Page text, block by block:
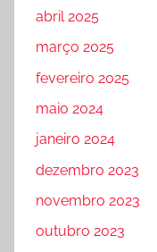
abril 2025
março 2025
fevereiro 2025
maio 2024
janeiro 2024
dezembro 2023
novembro 2023
outubro 2023